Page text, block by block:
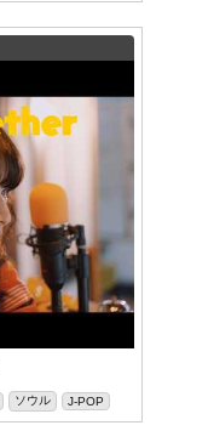
ソウル J-POP